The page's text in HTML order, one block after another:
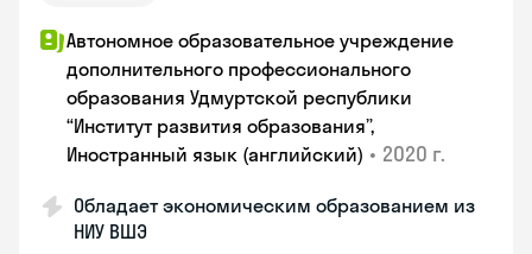
Автономное образовательное учреждение
дополнительного профессионального
образования Удмуртской республики
“Институт развития образования”,
Иностранный язык (английский) • 2020 г.
Обладает экономическим образованием из
НИУ ВШЭ